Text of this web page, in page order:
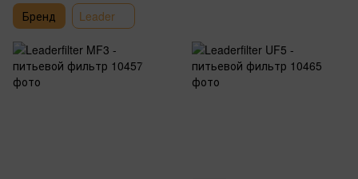
Бренд Leader